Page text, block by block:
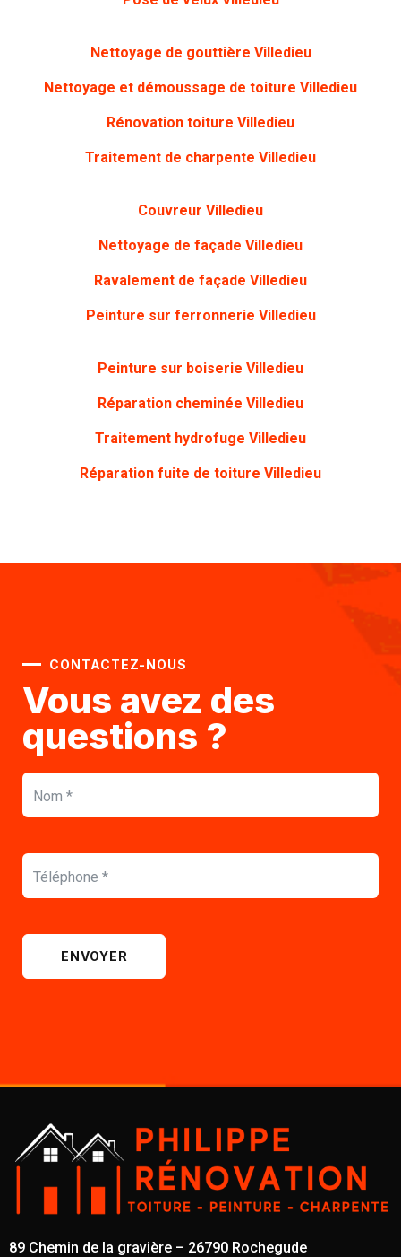
Nettoyage de gouttière Villedieu
Nettoyage et démoussage de toiture Villedieu
Rénovation toiture Villedieu
Traitement de charpente Villedieu
Couvreur Villedieu
Nettoyage de façade Villedieu
Ravalement de façade Villedieu
Peinture sur ferronnerie Villedieu
Peinture sur boiserie Villedieu
Réparation cheminée Villedieu
Traitement hydrofuge Villedieu
Réparation fuite de toiture Villedieu
CONTACTEZ-NOUS
Vous avez des
questions ?
ENVOYER
89 Chemin de la gravière – 26790 Rochegude